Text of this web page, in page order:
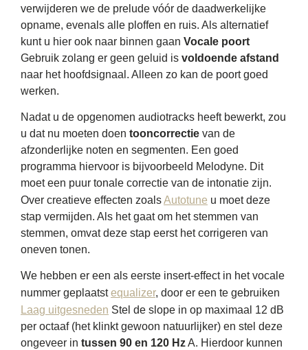
verwijderen we de prelude vóór de daadwerkelijke
opname, evenals alle ploffen en ruis. Als alternatief
kunt u hier ook naar binnen gaan Vocale poort
Gebruik zolang er geen geluid is voldoende afstand
naar het hoofdsignaal. Alleen zo kan de poort goed
werken.
Nadat u de opgenomen audiotracks heeft bewerkt, zou
u dat nu moeten doen tooncorrectie van de
afzonderlijke noten en segmenten. Een goed
programma hiervoor is bijvoorbeeld Melodyne. Dit
moet een puur tonale correctie van de intonatie zijn.
Over creatieve effecten zoalsAutotune u moet deze
stap vermijden. Als het gaat om het stemmen van
stemmen, omvat deze stap eerst het corrigeren van
oneven tonen.
We hebben er een als eerste insert-effect in het vocale
nummer geplaatstequalizer, door er een te gebruiken
Laag uitgesneden Stel de slope in op maximaal 12 dB
per octaaf (het klinkt gewoon natuurlijker) en stel deze
ongeveer in tussen 90 en 120 HzA. Hierdoor kunnen